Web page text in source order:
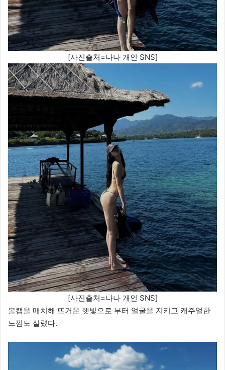
[사진출처=나나 개인 SNS]
[사진출처=나나 개인 SNS]
볼캡을 매치해 뜨거운 햇빛으로 부터 얼굴을 지키고 캐주얼한
느낌도 살렸다.